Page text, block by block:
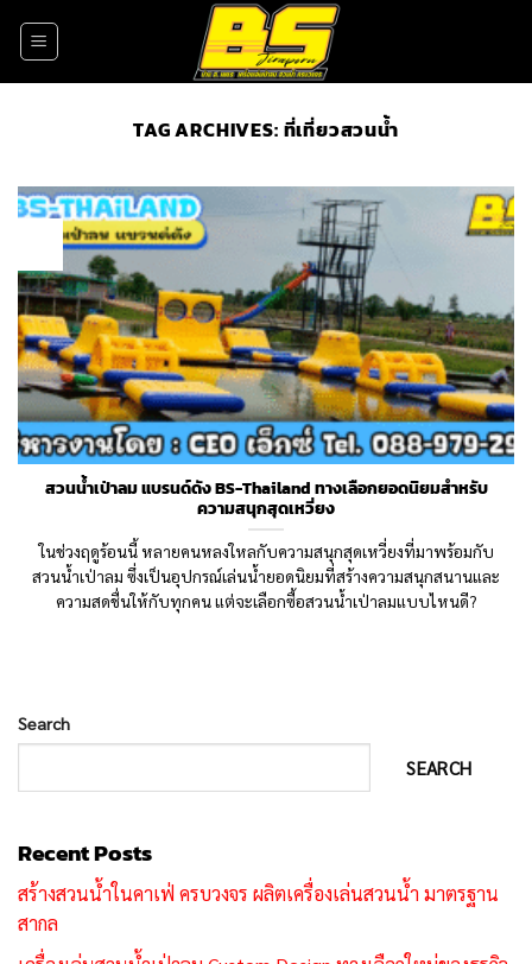
TAG ARCHIVES: ที่เที่ยวสวนน้ำ
สวนน้ำเป่าลม แบรนด์ดัง BS-Thailand ทางเลือกยอดนิยมสำหรับ
ความสนุกสุดเหวี่ยง
ในช่วงฤดูร้อนนี้ หลายคนหลงใหลกับความสนุกสุดเหวี่ยงที่มาพร้อมกับ
สวนน้ำเป่าลม ซึ่งเป็นอุปกรณ์เล่นน้ำยอดนิยมที่สร้างความสนุกสนานและ
ความสดชื่นให้กับทุกคน แต่จะเลือกซื้อสวนน้ำเป่าลมแบบไหนดี?
Search
SEARCH
Recent Posts
สร้างสวนน้ำในคาเฟ่ ครบวงจร ผลิตเครื่องเล่นสวนน้ำ มาตรฐาน
สากล